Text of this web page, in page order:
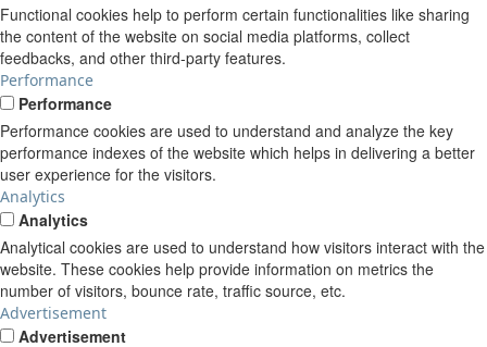
Functional cookies help to perform certain functionalities like sharing
the content of the website on social media platforms, collect
feedbacks, and other third-party features.
Performance
Performance
Performance cookies are used to understand and analyze the key
performance indexes of the website which helps in delivering a better
user experience for the visitors.
Analytics
Analytics
Analytical cookies are used to understand how visitors interact with the
website. These cookies help provide information on metrics the
number of visitors, bounce rate, traffic source, etc.
Advertisement
Advertisement